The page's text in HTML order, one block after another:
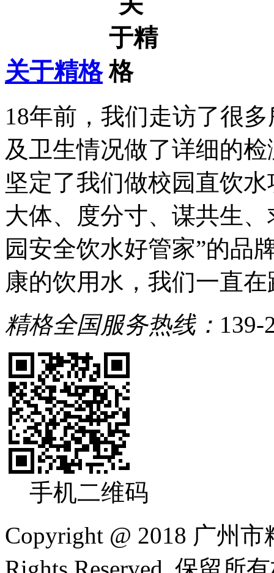
关于精格
18年前，我们走访了很
及卫生情况做了详细的
坚定了我们做校园直饮
大体、度分寸、谋共生
园安全饮水好管家”的品
康的饮用水，我们一直
精格全国服务热线： 139-
手机二维码
Copyright @ 2018 广州